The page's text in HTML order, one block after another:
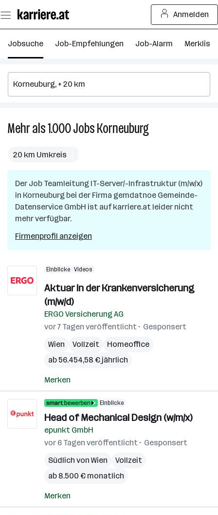
Seiteninhalt
springen
Anmelden
Jobsuche Job-Empfehlungen Job-Alarm Merkliste
Mehr als 1.000JobsKorneuburgMehr
als
in
Korneuburg
20 km Umkreis
Der Job Teamleitung IT-Server/-Infrastruktur (m/w/x)
in Korneuburg bei der Firma gemdatnoe Gemeinde-
Datenservice GmbH ist auf karriere.at leider nicht
mehr verfügbar.
Firmenprofil anzeigen
Einblicke Videos
Aktuar in der Krankenversicherung
(m/w/d)
ERGO Versicherung AG
vor 7 Tagen veröffentlicht
Gesponsert
Wien
Vollzeit
Homeoffice
ab 56.454,58 € jährlich
Merken
Einblicke
Head of Mechanical Design (w/m/x)
epunkt GmbH
vor 6 Tagen veröffentlicht
Gesponsert
Südlich von Wien
Vollzeit
ab 8.500 € monatlich
Merken